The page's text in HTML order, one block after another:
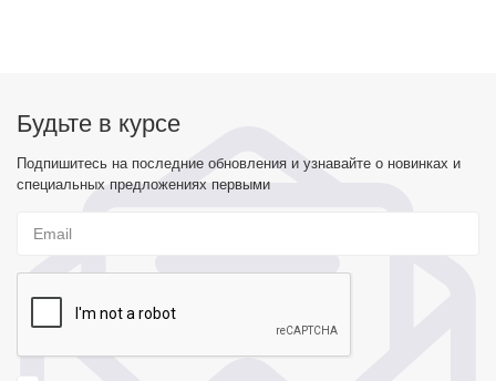
Будьте в курсе
Подпишитесь на последние обновления и узнавайте о новинках и
специальных предложениях первыми